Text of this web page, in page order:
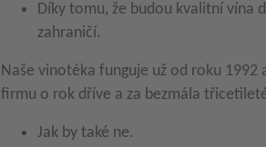
Díky tomu, že budou kvalitní vína
zahraničí.
Naše vinotéka funguje už od roku
firmu o rok dříve a za bezmála
Jak by také ne.